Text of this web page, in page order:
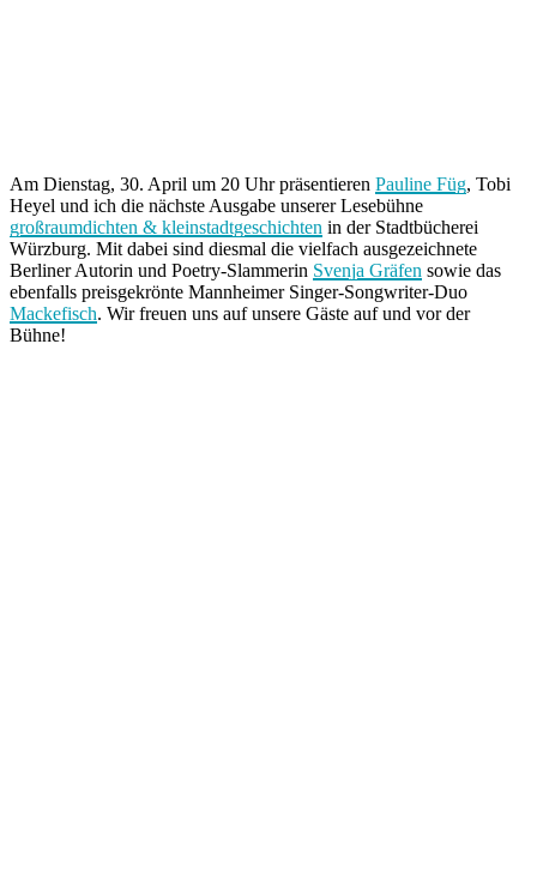
Am Dienstag, 30. April um 20 Uhr präsentieren Pauline Füg, Tobi
Heyel und ich die nächste Ausgabe unserer Lesebühne
großraumdichten & kleinstadtgeschichten in der Stadtbücherei
Würzburg. Mit dabei sind diesmal die vielfach ausgezeichnete
Berliner Autorin und Poetry-Slammerin Svenja Gräfen sowie das
ebenfalls preisgekrönte Mannheimer Singer-Songwriter-Duo
Mackefisch. Wir freuen uns auf unsere Gäste auf und vor der
Bühne!